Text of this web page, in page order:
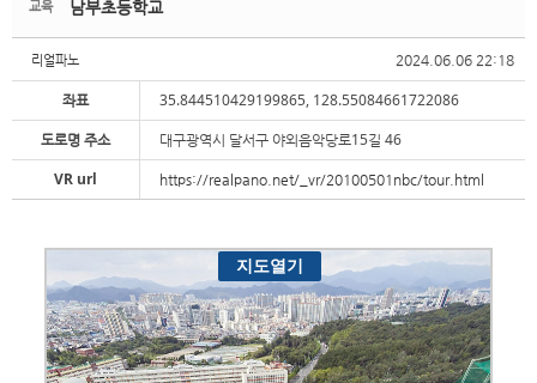
교육
2024.06.06 22:18
남부초등학교
리얼파노
좌표
35.844510429199865, 128.55084661722086
도로명 주소
대구광역시 달서구 야외음악당로15길 46
VR url
https://realpano.net/_vr/20100501nbc/tour.html
Sketchbook5, 스케치북5
Sketchbook5, 스케치북5
Sketchbook5, 스케치북5
Sketchbook5, 스케치북5